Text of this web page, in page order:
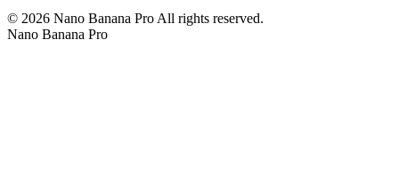
© 2026 Nano Banana Pro All rights reserved.
Nano Banana Pro